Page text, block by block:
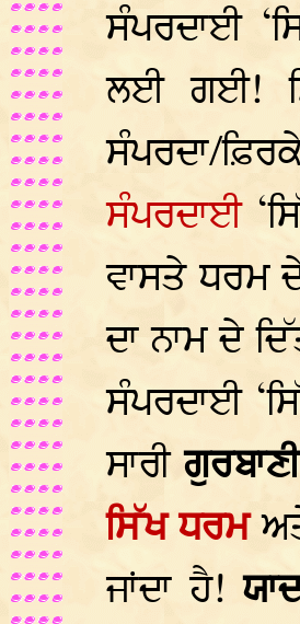
ਸੰਪਰਦਾਈ
ਲਈ ਗਈ!
ਸੰਪਰਦਾ/
ਸੰਪਰਦਾਈ
ਵਾਸਤੇ ਧਰਮ
ਦਾ ਨਾਮ ਦੇ
ਸੰਪਰਦਾਈ
ਸਾਰੀਗੁਰਬਾਣੀ
ਸਿੱਖ ਧਰਮ
ਜਾਂਦਾ ਹੈ!